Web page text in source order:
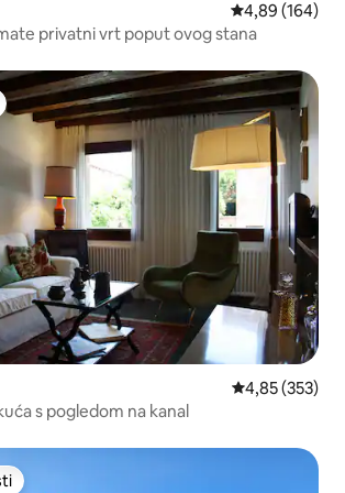
Prosječna
4,89 (164)
privatni vrt poput ovog stana
Prosječna
4,85 (353)
s pogledom na kanal